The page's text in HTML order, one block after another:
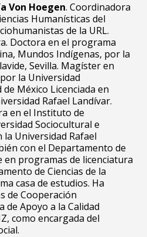
Von Hoegen. Coordinadora
Humanísticas del
de la URL.
Doctora en el programa
Mundos Indígenas, por la
Sevilla. Magíster en
la Universidad
México Licenciada en
Rafael Landívar.
en el Instituto de
Sociocultural e
Universidad Rafael
con el Departamento de
en programas de licenciatura
de Ciencias de la
casa de estudios. Ha
de Cooperación
Apoyo a la Calidad
como encargada del